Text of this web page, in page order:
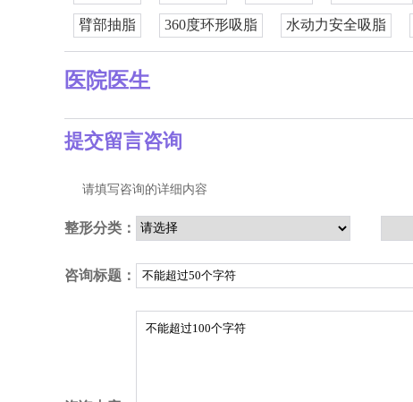
臂部抽脂 360度环形吸脂 水动力安全吸脂
医院医生
提交留言咨询
请填写咨询的详细内容
整形分类：
咨询标题：